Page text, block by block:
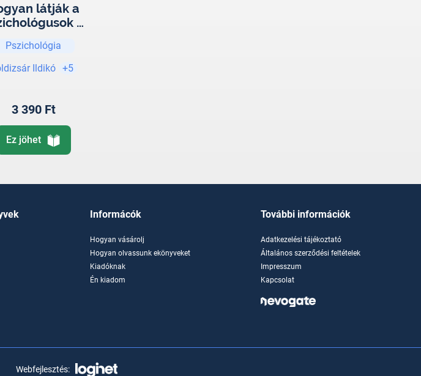
látják a
A
Tanulságos
életleckék
Pszichológia
Ildikó +5
3 390 Ft
Ez jöhet
Informácók
Hogyan vásárolj
Hogyan olvassunk ekönyveket
Kiadóknak
Én kiadom
További információk
Adatkezelési tájékoztató
Általános szerződési feltételek
Impresszum
Kapcsolat
Webfejlesztés: